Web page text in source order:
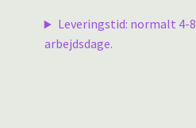
Leveringstid: normalt 4-8
arbejdsdage.